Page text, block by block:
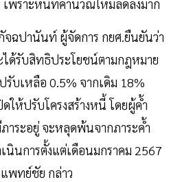
เพราะหนี้ที่คำนวณใหม่ลดลงมาก
ฉปานันท์ ผู้จัดการ กยศ.ยืนยันว่า
ด้รับสิทธิประโยชน์ตามกฎหมาย
รับเหลือ 0.5% จากเดิม 18%
ให้ปรับโครงสร้างหนี้ โดยผู้ค้ำ
ระอยู่ จะหลุดพ้นจากภาระค้ำ
นินการตั้งแต่เดือนมกราคม 2567
พทย์ชัย กล่าว